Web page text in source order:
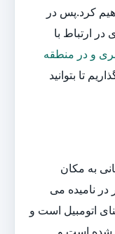
کرد.پس در
در ارتباط با
و در منطقه
تا بتوانید
به مکان
در نامیده می
اتومبیل است و
شده است و